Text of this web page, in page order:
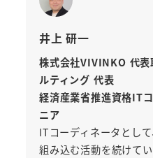
井上 研一
株式会社VIVINKO 代
ルティング 代表
経済産業省推進資格IT
ニア
ITコーディネータとし
組み込む活動を続けて